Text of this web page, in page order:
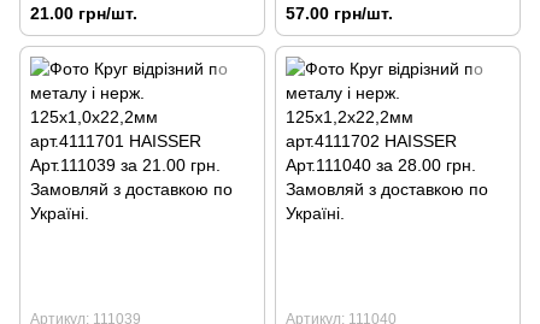
Арт.111037
21.00 грн/шт.
Арт.111038
57.00 грн/шт.
Артикул: 111039 Артикул: 111040